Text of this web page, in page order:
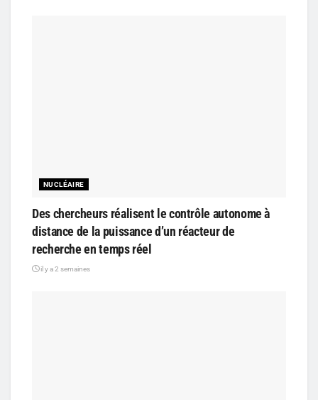
NUCLÉAIRE
Des chercheurs réalisent le contrôle autonome à
distance de la puissance d’un réacteur de
recherche en temps réel
il y a 2 semaines